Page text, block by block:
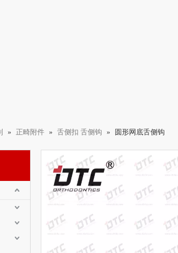
» 正畸附件 » 舌侧扣 舌侧钩 » 圆形网底舌侧钩